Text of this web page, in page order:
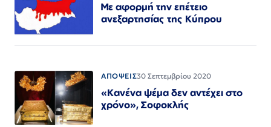
Με αφορμή την επέτειο
ανεξαρτησίας της Κύπρου
ΑΠΟΨΕΙΣ30 Σεπτεμβρίου 2020
«Κανένα ψέμα δεν αντέχει στο
χρόνο», Σοφοκλής